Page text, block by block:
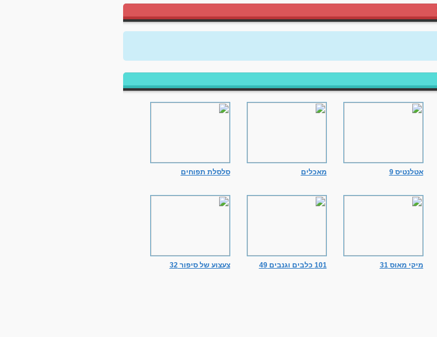
אטלנטיס 9 מאכלים סלסלת תפוחים
מיקי מאוס 31 101 כלבים וגנבים 49 צעצוע של סיפור 32